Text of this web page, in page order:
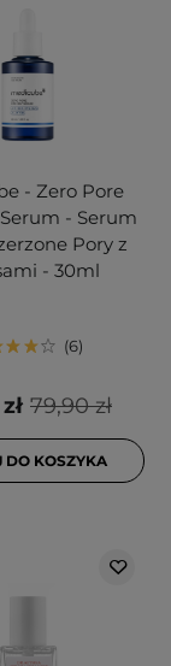
- Zero Pore
- Serum
Pory z
- 30ml
6
79,90 zł
DO KOSZYKA